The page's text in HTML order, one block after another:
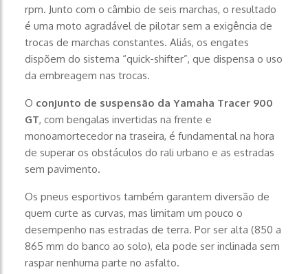
rpm. Junto com o câmbio de seis marchas, o resultado
é uma moto agradável de pilotar sem a exigência de
trocas de marchas constantes. Aliás, os engates
dispõem do sistema “quick-shifter”, que dispensa o uso
da embreagem nas trocas.
O conjunto de suspensão da Yamaha Tracer 900
GT, com bengalas invertidas na frente e
monoamortecedor na traseira, é fundamental na hora
de superar os obstáculos do rali urbano e as estradas
sem pavimento.
Os pneus esportivos também garantem diversão de
quem curte as curvas, mas limitam um pouco o
desempenho nas estradas de terra. Por ser alta (850 a
865 mm do banco ao solo), ela pode ser inclinada sem
raspar nenhuma parte no asfalto.